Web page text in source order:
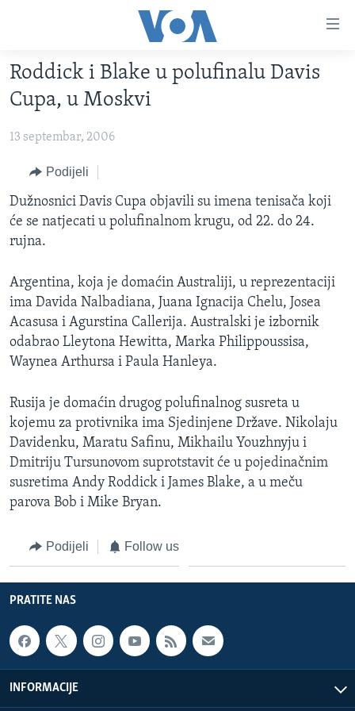
glavni
sadržaj
na
navigaciju
Idi
na
pretragu
VIDEO
FOTOGRAFIJE DANA
VIJESTI
SJEDINJENE AMERIČKE DRŽAVE
BOSNA I HERCEGOVINA
NAUKA I TEHNOLOGIJA
SPECIJALNI PROJEKTI
SLOBODA MEDIJA
ŽENSKA STRANA
IZBJEGLIČKA STRANA
MAGAZIN
O GLASU AMERIKE
Learning English
PRATITE NAS
Roddick i Blake u polufinalu Davis
Cupa, u Moskvi
13 septembar, 2006
Podijeli
Dužnosnici Davis Cupa objavili su imena tenisača koji
će se natjecati u polufinalnom krugu, od 22. do 24.
rujna.
Argentina, koja je domaćin Australiji, u reprezentaciji
ima Davida Nalbadiana, Juana Ignacija Chelu, Josea
Acasusa i Agurstina Callerija. Australski je izbornik
odabrao Lleytona Hewitta, Marka Philippoussisa,
Waynea Arthursa i Paula Hanleya.
Rusija je domaćin drugog polufinalnog susreta u
kojemu za protivnika ima Sjedinjene Države. Nikolaju
Davidenku, Maratu Safinu, Mikhailu Youzhnyju i
Dmitriju Tursunovom suprotstavit će u pojedinačnim
susretima Andy Roddick i James Blake, a u meču
parova Bob i Mike Bryan.
Podijeli Follow us
PRATITE NAS
INFORMACIJE